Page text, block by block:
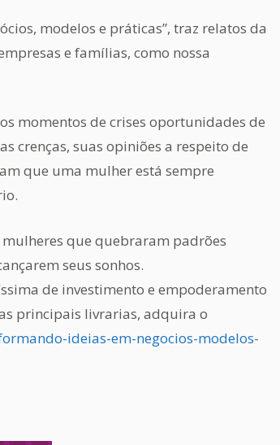
modelos e práticas”, traz relatos da
e famílias, como nossa
momentos de crises oportunidades de
crenças, suas opiniões a respeito de
que uma mulher está sempre
que quebraram padrões
seus sonhos.
de investimento e empoderamento
principais livrarias, adquira o
ideias-em-negocios-modelos-